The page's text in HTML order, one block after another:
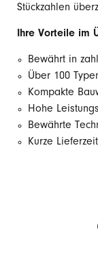
Stückzahlen
Ihre Vorteile im
Bewährt in
Über 100
Kompakte
Hohe
Bewährte
Kurze